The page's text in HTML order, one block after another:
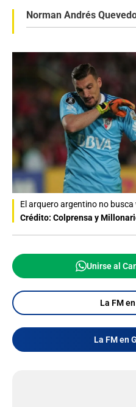
Norman Andrés
El arquero argentino no
Crédito: Colprensa y
Unirse al
La FM
La FM en